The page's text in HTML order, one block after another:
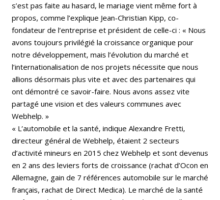
s’est pas faite au hasard, le mariage vient même fort à
propos, comme l’explique Jean-Christian Kipp, co-
fondateur de l’entreprise et président de celle-ci : « Nous
avons toujours privilégié la croissance organique pour
notre développement, mais l’évolution du marché et
l’internationalisation de nos projets nécessite que nous
allions désormais plus vite et avec des partenaires qui
ont démontré ce savoir-faire. Nous avons assez vite
partagé une vision et des valeurs communes avec
Webhelp. »
« L’automobile et la santé, indique Alexandre Fretti,
directeur général de Webhelp, étaient 2 secteurs
d’activité mineurs en 2015 chez Webhelp et sont devenus
en 2 ans des leviers forts de croissance (rachat d’Ocon en
Allemagne, gain de 7 références automobile sur le marché
français, rachat de Direct Medica). Le marché de la santé